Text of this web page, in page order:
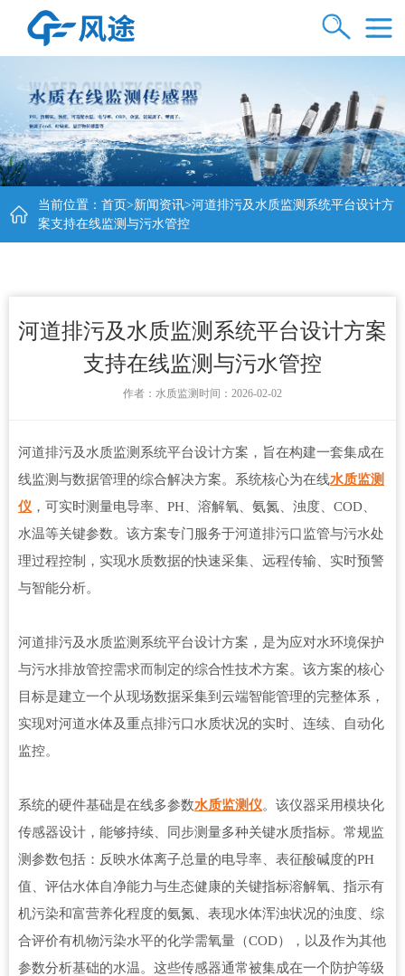
当前位置： 首页>新闻资讯>河道排污及水质监测系统平台设计方
案支持在线监测与污水管控
河道排污及水质监测系统平台设计方案
支持在线监测与污水管控
作者： 水质监测 时间：2026-02-02
河道排污及水质监测系统平台设计方案，旨在构建一套集成在
线监测与数据管理的综合解决方案。系统核心为在线水质监测
仪 ，可实时测量电导率、PH、溶解氧、氨氮、浊度、COD、
水温等关键参数。该方案专门服务于河道排污口监管与污水处
理过程控制，实现水质数据的快速采集、远程传输、实时预警
与智能分析。
河道排污及水质监测系统平台设计方案，是为应对水环境保护
与污水排放管控需求而制定的综合性技术方案。该方案的核心
目标是建立一个从现场数据采集到云端智能管理的完整体系，
实现对河道水体及重点排污口水质状况的实时、连续、自动化
监控。
系统的硬件基础是在线多参数水质监测仪。该仪器采用模块化
传感器设计，能够持续、同步测量多种关键水质指标。常规监
测参数包括：反映水体离子总量的电导率、表征酸碱度的PH
值、评估水体自净能力与生态健康的关键指标溶解氧、指示有
机污染和富营养化程度的氨氮、表现水体浑浊状况的浊度、综
合评价有机物污染水平的化学需氧量（COD），以及作为其他
参数分析基础的水温。这些传感器通常被集成在一个防护等级